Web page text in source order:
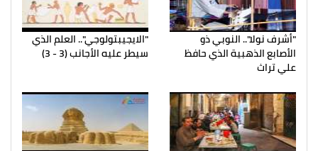
"أشرف نولا".. النوبي ذو
الأصابع الذهبية الذي حافظ
علي تراث
"الايجيبتولوجي".. العلم الذي
سيطر عليه الأجانب (3 - 3)